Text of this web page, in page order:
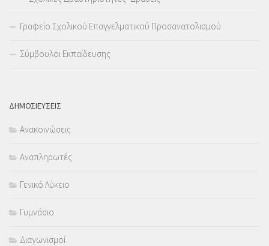
Γραφείο Σχολικού Επαγγελματικού Προσανατολισμού
Σύμβουλοι Εκπαίδευσης
ΔΗΜΟΣΙΕΥΣΕΙΣ
Ανακοινώσεις
Αναπληρωτές
Γενικό Λύκειο
Γυμνάσιο
Διαγωνισμοί